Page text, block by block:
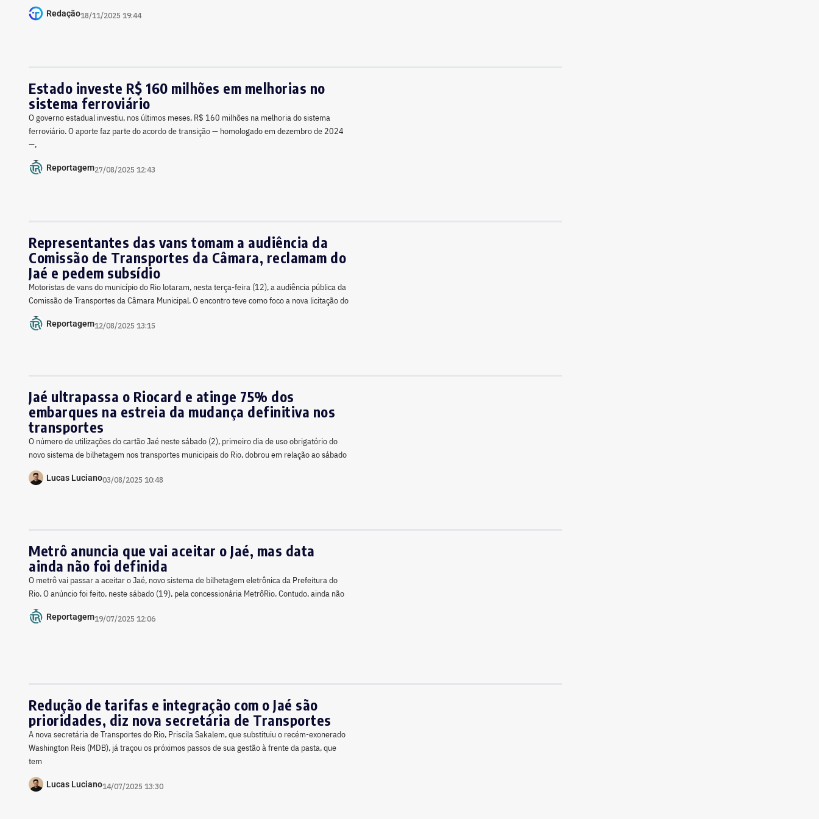
Redação18/11/2025 19:44
Estado investe R$ 160 milhões em melhorias no
sistema ferroviário
O governo estadual investiu, nos últimos meses, R$ 160 milhões na melhoria do sistema
ferroviário. O aporte faz parte do acordo de transição — homologado em dezembro de 2024
—,
Reportagem27/08/2025 12:43
Representantes das vans tomam a audiência da
Comissão de Transportes da Câmara, reclamam do
Jaé e pedem subsídio
Motoristas de vans do município do Rio lotaram, nesta terça-feira (12), a audiência pública da
Comissão de Transportes da Câmara Municipal. O encontro teve como foco a nova licitação do
Reportagem12/08/2025 13:15
Jaé ultrapassa o Riocard e atinge 75% dos
embarques na estreia da mudança definitiva nos
transportes
O número de utilizações do cartão Jaé neste sábado (2), primeiro dia de uso obrigatório do
novo sistema de bilhetagem nos transportes municipais do Rio, dobrou em relação ao sábado
Lucas Luciano03/08/2025 10:48
Metrô anuncia que vai aceitar o Jaé, mas data
ainda não foi definida
O metrô vai passar a aceitar o Jaé, novo sistema de bilhetagem eletrônica da Prefeitura do
Rio. O anúncio foi feito, neste sábado (19), pela concessionária MetrôRio. Contudo, ainda não
Reportagem19/07/2025 12:06
Redução de tarifas e integração com o Jaé são
prioridades, diz nova secretária de Transportes
A nova secretária de Transportes do Rio, Priscila Sakalem, que substituiu o recém-exonerado
Washington Reis (MDB), já traçou os próximos passos de sua gestão à frente da pasta, que
tem
Lucas Luciano14/07/2025 13:30